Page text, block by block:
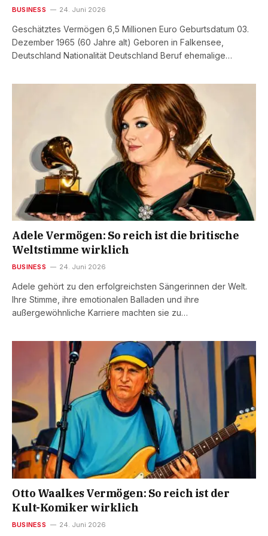
BUSINESS 24. Juni 2026
Geschätztes Vermögen 6,5 Millionen Euro Geburtsdatum 03.
Dezember 1965 (60 Jahre alt) Geboren in Falkensee,
Deutschland Nationalität Deutschland Beruf ehemalige…
Adele Vermögen: So reich ist die britische
Weltstimme wirklich
BUSINESS 24. Juni 2026
Adele gehört zu den erfolgreichsten Sängerinnen der Welt.
Ihre Stimme, ihre emotionalen Balladen und ihre
außergewöhnliche Karriere machten sie zu…
Otto Waalkes Vermögen: So reich ist der
Kult-Komiker wirklich
BUSINESS 24. Juni 2026